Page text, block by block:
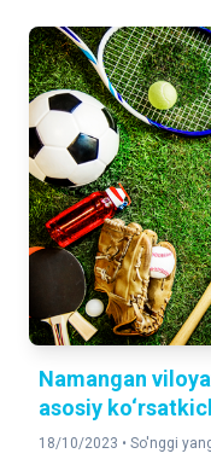
Namangan
asosiy
18/10/2023 • So'nggi